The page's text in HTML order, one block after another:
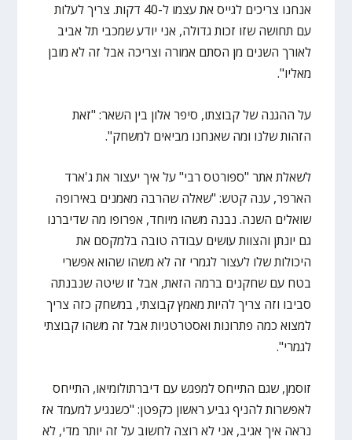
אנחנו צריכים לגייס את עצמו ל-40 דקות. צריך לעלות
עם תחושה שזו זכות גדולה, אני יודע שמכבי תל אביב
לאורך השנים מן הסתם אמורה וצריכה אבל זה לא מובן
מאליו".
על ההגנה של קבוצתו, סיפר אלון בין השאר: "זאת
הזהות שלנו ומה שאנחנו מביאים למשחק".
לשאלת אתר "ספורטס רבי" על איך יעצור את ג'ארד
הארפר, ענה קטש: "שאלה שהרבה מאמנים באירופה
שואלים השנה. נבנה משהו מיוחד, אפרופו מה שדיברנו
גם יונתן והצוות עושים עבודה טובה בלמקסם את
היכולות שלו לעצור לגמרי זה לא משהו שהוא אפשרי
בטח עם שחקנים ברמה הזאת, אבל זו שיטה שנבנתה
סביבו וזה צריך להיות מאמץ קבוצתי, במשחק כזה צריך
למצוא כמה פתרונות ואסטרטגיות אבל זה משהו קבוצתי
לגמרי".
זוסמן, שגם התייחס למפגש עם דיברתולומיאו, התייחס
לאפשרות להניף גביע ראשון כקפטן: "כשנגיע למעמד אז
נראה איך אגיב, אני לא רוצה לחשוב על זה יותר מדי, לא